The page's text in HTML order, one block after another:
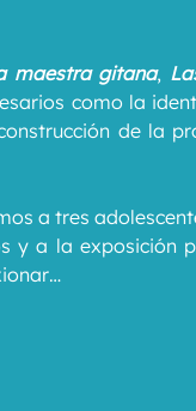
maestra gitana,
como la
de la
a tres
y a la exposición